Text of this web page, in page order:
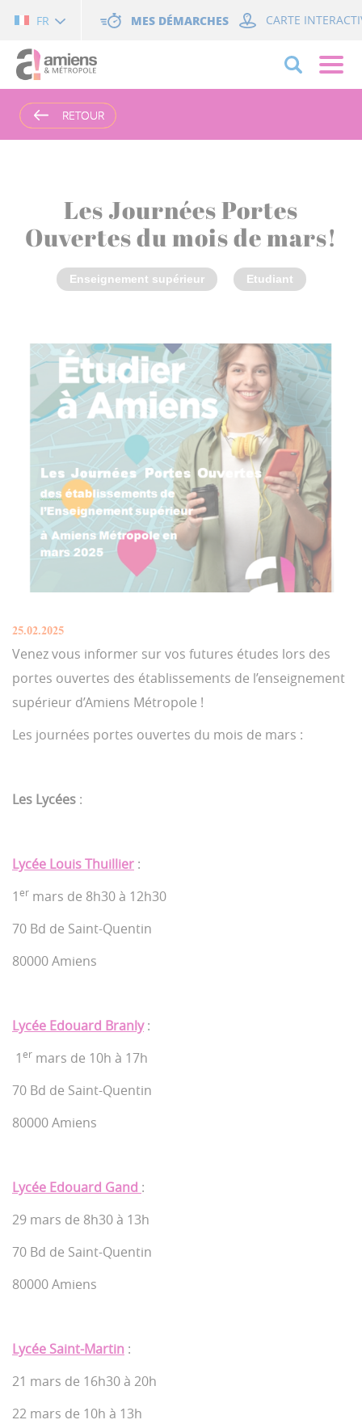
FR MES DÉMARCHES CARTE
RETOUR
RETOUR
Les Journées Portes
Ouvertes du mois de mars!
Enseignement supérieur Etudiant
25.02.2025
Venez vous informer sur vos futures études lors des
portes ouvertes des établissements de l’enseignement
supérieur d’Amiens Métropole !
Les journées portes ouvertes du mois de mars :
Les Lycées :
Lycée Louis Thuillier :
1er mars de 8h30 à 12h30
70 Bd de Saint-Quentin
80000 Amiens
Lycée Edouard Branly:
1er mars de 10h à 17h
70 Bd de Saint-Quentin
80000 Amiens
Lycée Edouard Gand :
29 mars de 8h30 à 13h
70 Bd de Saint-Quentin
80000 Amiens
Lycée Saint-Martin :
21 mars de 16h30 à 20h
22 mars de 10h à 13h